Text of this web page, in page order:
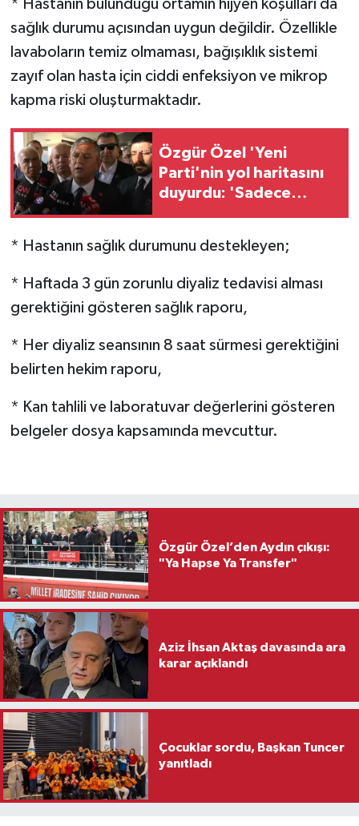
* Hastanın bulunduğu ortamın hijyen koşulları da
sağlık durumu açısından uygun değildir. Özellikle
lavaboların temiz olmaması, bağışıklık sistemi
zayıf olan hasta için ciddi enfeksiyon ve mikrop
kapma riski oluşturmaktadır.
Özgür Özel 'Yeni
Parti'nin yol haritasını
duyurdu: 'Sadece
* Hastanın sağlık durumunu destekleyen;
* Haftada 3 gün zorunlu diyaliz tedavisi alması
gerektiğini gösteren sağlık raporu,
* Her diyaliz seansının 8 saat sürmesi gerektiğini
belirten hekim raporu,
* Kan tahlili ve laboratuvar değerlerini gösteren
belgeler dosya kapsamında mevcuttur.
Özgür Özel’den Aydın çıkışı:
"Ya Hapse Ya Transfer"
Aziz İhsan Aktaş davasında ara
karar açıklandı
Çocuklar sordu, Başkan Tuncer
yanıtladı